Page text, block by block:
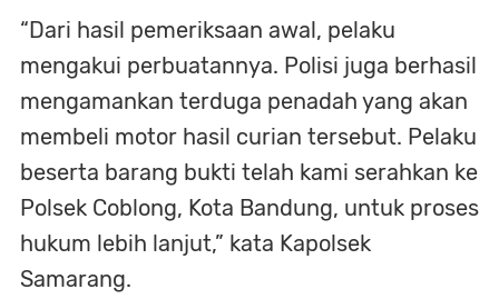
“Dari hasil pemeriksaan awal, pelaku
mengakui perbuatannya. Polisi juga berhasil
mengamankan terduga penadah yang akan
membeli motor hasil curian tersebut. Pelaku
beserta barang bukti telah kami serahkan ke
Polsek Coblong, Kota Bandung, untuk proses
hukum lebih lanjut,” kata Kapolsek
Samarang.